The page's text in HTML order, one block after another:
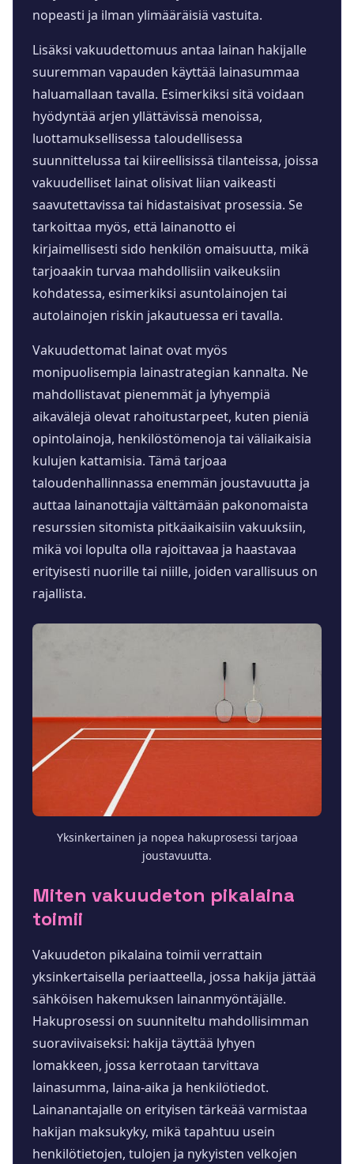
nopeasti ja ilman ylimääräisiä vastuita.
Lisäksi vakuudettomuus antaa lainan hakijalle
suuremman vapauden käyttää lainasummaa
haluamallaan tavalla. Esimerkiksi sitä voidaan
hyödyntää arjen yllättävissä menoissa,
luottamuksellisessa taloudellisessa
suunnittelussa tai kiireellisissä tilanteissa, joissa
vakuudelliset lainat olisivat liian vaikeasti
saavutettavissa tai hidastaisivat prosessia. Se
tarkoittaa myös, että lainanotto ei
kirjaimellisesti sido henkilön omaisuutta, mikä
tarjoaakin turvaa mahdollisiin vaikeuksiin
kohdatessa, esimerkiksi asuntolainojen tai
autolainojen riskin jakautuessa eri tavalla.
Vakuudettomat lainat ovat myös
monipuolisempia lainastrategian kannalta. Ne
mahdollistavat pienemmät ja lyhyempiä
aikavälejä olevat rahoitustarpeet, kuten pieniä
opintolainoja, henkilöstömenoja tai väliaikaisia
kulujen kattamisia. Tämä tarjoaa
taloudenhallinnassa enemmän joustavuutta ja
auttaa lainanottajia välttämään pakonomaista
resurssien sitomista pitkäaikaisiin vakuuksiin,
mikä voi lopulta olla rajoittavaa ja haastavaa
erityisesti nuorille tai niille, joiden varallisuus on
rajallista.
Yksinkertainen ja nopea hakuprosessi tarjoaa
joustavuutta.
Miten vakuudeton pikalaina
toimii
Vakuudeton pikalaina toimii verrattain
yksinkertaisella periaatteella, jossa hakija jättää
sähköisen hakemuksen lainanmyöntäjälle.
Hakuprosessi on suunniteltu mahdollisimman
suoraviivaiseksi: hakija täyttää lyhyen
lomakkeen, jossa kerrotaan tarvittava
lainasumma, laina-aika ja henkilötiedot.
Lainanantajalle on erityisen tärkeää varmistaa
hakijan maksukyky, mikä tapahtuu usein
henkilötietojen, tulojen ja nykyisten velkojen